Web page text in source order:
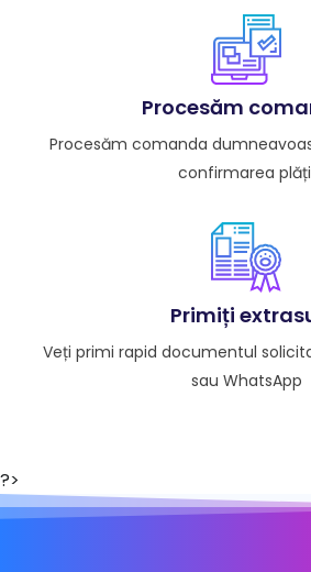
Procesăm
Procesăm comanda
confirmarea
Primiți
Veți primi rapid documentul
sau WhatsApp
?>